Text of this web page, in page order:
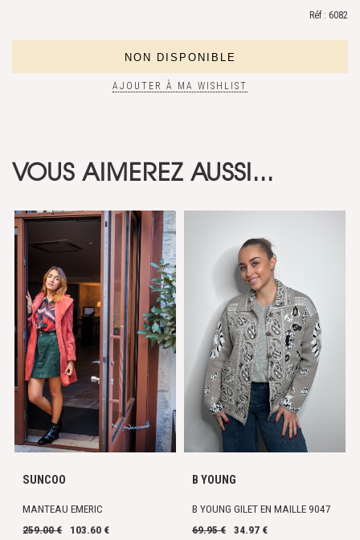
Réf : 6082
AJOUTER À MA WISHLIST
VOUS AIMEREZ AUSSI...
SUNCOO
MANTEAU EMERIC
259.00 €
103.60 €
B YOUNG
B YOUNG GILET EN MAILLE 9047
69.95 €
34.97 €